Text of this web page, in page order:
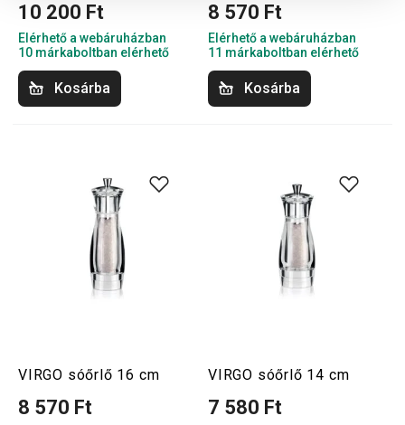
10 200 Ft
Elérhető a webáruházban
10 márkaboltban elérhető
Kosárba
8 570 Ft
Elérhető a webáruházban
11 márkaboltban elérhető
Kosárba
VIRGO sóőrlő 16 cm
8 570 Ft
VIRGO sóőrlő 14 cm
7 580 Ft